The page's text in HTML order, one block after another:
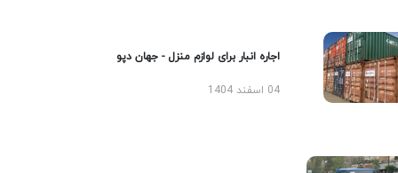
اجاره انبار برای لوازم منزل - جهان دپو
04 اسفند 1404